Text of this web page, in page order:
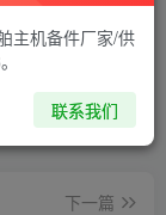
下一篇
主机备件厂家/供
联系我们